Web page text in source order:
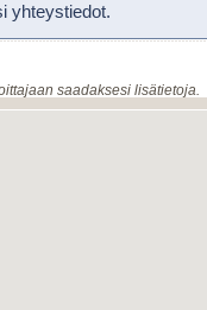
yhteystiedot.
saadaksesi lisätietoja.